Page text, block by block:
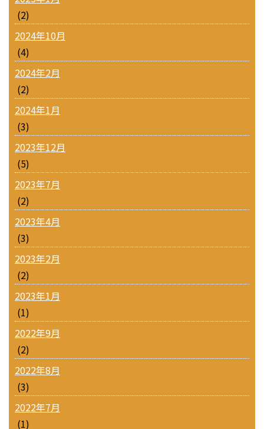
(2)
2024年10月
(4)
2024年2月
(2)
2024年1月
(3)
2023年12月
(5)
2023年7月
(2)
2023年4月
(3)
2023年2月
(2)
2023年1月
(1)
2022年9月
(2)
2022年8月
(3)
2022年7月
(1)